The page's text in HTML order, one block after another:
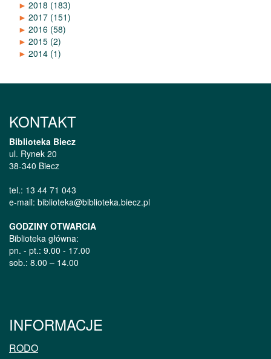
► 2018 (183)
► 2017 (151)
► 2016 (58)
► 2015 (2)
► 2014 (1)
KONTAKT
Biblioteka Biecz
ul. Rynek 20
38-340 Biecz
tel.: 13 44 71 043
e-mail: biblioteka@biblioteka.biecz.pl
GODZINY OTWARCIA
Biblioteka główna:
pn. - pt.: 9.00 - 17.00
sob.: 8.00 – 14.00
INFORMACJE
RODO